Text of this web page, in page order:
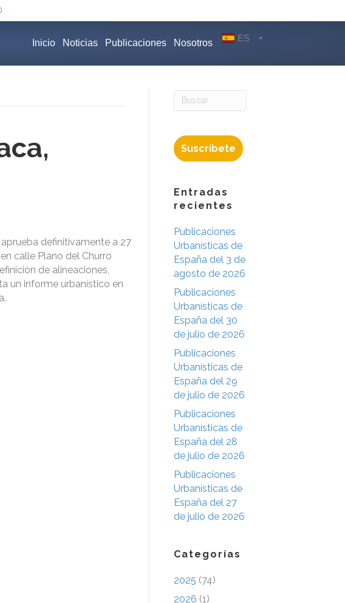
Inicio Noticias Publicaciones Nosotros ES
definitivamente a 27
calle Plano del Churro
de alineaciones,
un informe urbanístico en
Suscríbete
Entradas
recientes
Publicaciones
Urbanísticas de
España del 3 de
agosto de 2026
Publicaciones
Urbanísticas de
España del 30
de julio de 2026
Publicaciones
Urbanísticas de
España del 29
de julio de 2026
Publicaciones
Urbanísticas de
España del 28
de julio de 2026
Publicaciones
Urbanísticas de
España del 27
de julio de 2026
Categorías
2025 (74)
2026 (1)